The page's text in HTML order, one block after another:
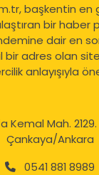
başkentin en
bir haber
dair en
adres olan
anlayışıyla
Kemal Mah.
Çankaya/Ankara
0541 881 8989